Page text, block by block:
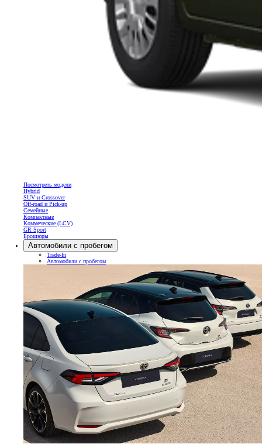
Посмотреть модели
Hybrid
SUV и Crossover
Off-road и Pick-up
Семейные
Компактные
Коммеческие (LCV)
GR Sport
Брошюры
Автомобили с пробегом
Trade-In
Автомобили с пробегом